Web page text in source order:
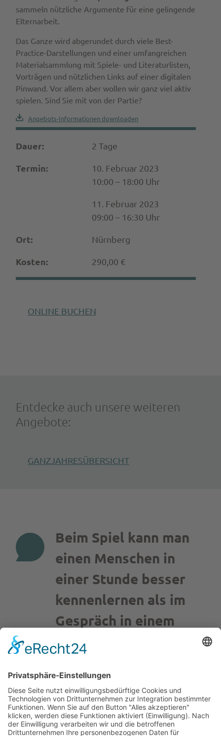
sammeln nützliche Argumente für eine gelingende
Elternarbeit.
Das Ganze wird abgerundet durch viele Best-
Practice-Darstellungen und einer umfangreichen
Materialsammlung mit Spiele- und Literaturlisten,
Vorträgen und nützlichen Links auf einer digitalen
Pinwand. Vor allem aber wollen wir ganz viel aktiv
spielen. Sind Sie mit von der Partie?
Angebots-Informationen downloaden
Dauer: 2 Tage
Termin:
10. Februar 2023
10:00 – 18:00 Uhr
11. Februar 2023
09:00 – 16:30 Uhr
Ort: Nürnberg
Kosten: 290,00 €
ONLINE BUCHEN
Entdecke auch unsere weiteren
Angebote:
GANZJAHRESÜBERSICHT
Beim Spiel kann man
einen Menschen in
einer Stunde besser
kennenlernen als im
Gespräch in einem
Jahr.
PLATO